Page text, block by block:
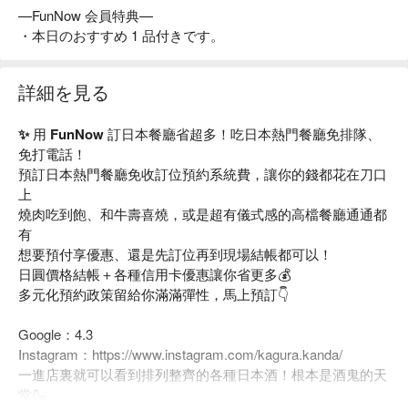
—FunNow 会員特典—
・本日のおすすめ 1 品付きです。
詳細を見る
✨ 用 FunNow 訂日本餐廳省超多！吃日本熱門餐廳免排隊、
免打電話！
預訂日本熱門餐廳免收訂位預約系統費，讓你的錢都花在刀口
上
燒肉吃到飽、和牛壽喜燒，或是超有儀式感的高檔餐廳通通都
有
想要預付享優惠、還是先訂位再到現場結帳都可以！
日圓價格結帳＋各種信用卡優惠讓你省更多💰
多元化預約政策留給你滿滿彈性，馬上預訂👇
Google：4.3
Instagram：https://www.instagram.com/kagura.kanda/
一進店裏就可以看到排列整齊的各種日本酒！根本是酒鬼的天
堂🍶